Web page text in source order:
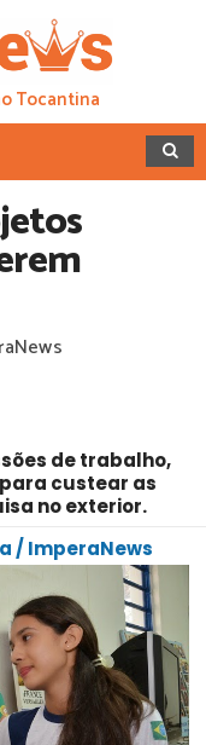
Tocantina
de trabalho,
para custear as
no exterior.
/ ImperaNews